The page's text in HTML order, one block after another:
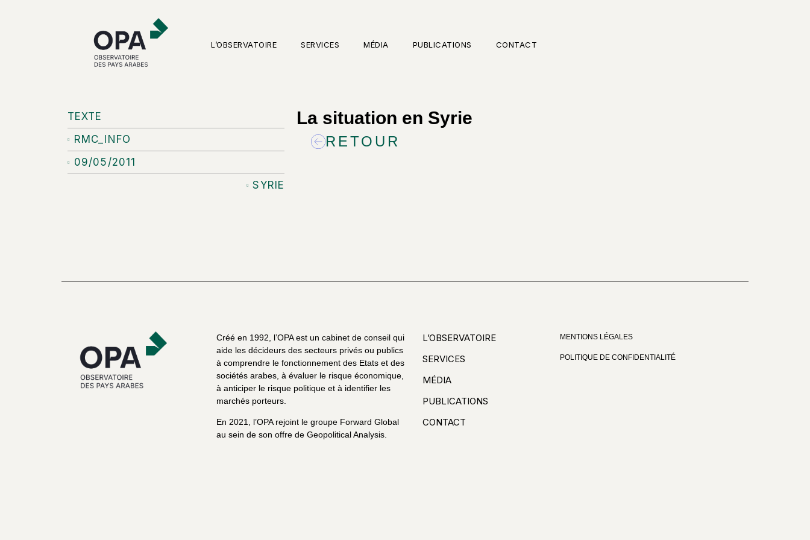
L’OBSERVATOIRE SERVICES MÉDIA PUBLICATIONS CONTACT
TEXTE
RMC_INFO
09/05/2011
SYRIE
La situation en Syrie
RETOUR
Créé en 1992, l’OPA est un cabinet de conseil qui
aide les décideurs des secteurs privés ou publics
à comprendre le fonctionnement des Etats et des
sociétés arabes, à évaluer le risque économique,
à anticiper le risque politique et à identifier les
marchés porteurs.
En 2021, l’OPA rejoint le groupe Forward Global
au sein de son offre de Geopolitical Analysis.
L’OBSERVATOIRE
SERVICES
MÉDIA
PUBLICATIONS
CONTACT
MENTIONS LÉGALES
POLITIQUE DE CONFIDENTIALITÉ